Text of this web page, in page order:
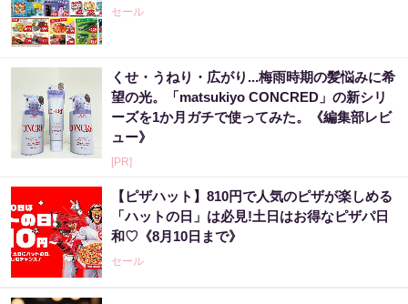
セール
くせ・うねり・広がり...梅雨時期の髪悩みに希
望の光。「matsukiyo CONCRED」の新シリ
ーズを1か月ガチで使ってみた。《編集部レビ
ュー》
[PR]
【ピザハット】810円で人気のピザが楽しめる
「ハットの日」は必見!土日はお得なピザパ日
和♡《8月10日まで》
セール